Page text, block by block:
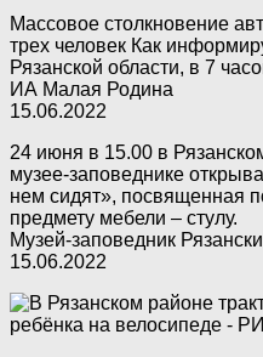
Массовое столкновение
трех человек Как
Рязанской области, в 7
ИА Малая Родина
15.06.2022
24 июня в 15.00 в
музее-заповеднике
нем сидят», посвященная
предмету мебели – стулу.
Музей-заповедник
15.06.2022